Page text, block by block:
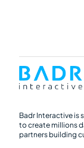
Badr Interactive is
to create millions
partners building